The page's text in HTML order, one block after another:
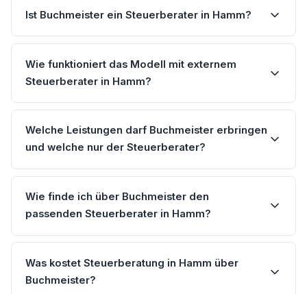
Ist Buchmeister ein Steuerberater in Hamm?
Wie funktioniert das Modell mit externem
Steuerberater in Hamm?
Welche Leistungen darf Buchmeister erbringen
und welche nur der Steuerberater?
Wie finde ich über Buchmeister den
passenden Steuerberater in Hamm?
Was kostet Steuerberatung in Hamm über
Buchmeister?